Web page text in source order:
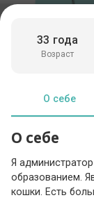
Возраст
33 года
О себе
О себе
Я
образованием.
кошки. Есть